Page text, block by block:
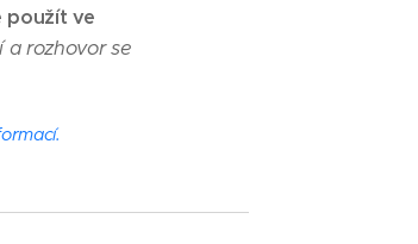
použít ve
rozhovor se